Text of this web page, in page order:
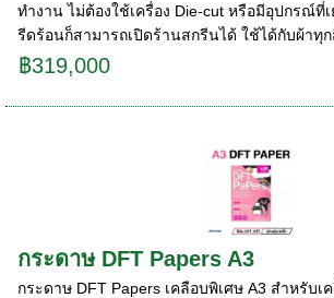
ทำงาน ไม่ต้องใช้เครื่อง Die-cut หรือมีอุปกรณ์ที่เ
รีดร้อนก็สามารถเปิดร้านสกรีนได้ ใช้ได้กับผ้าทุก
฿319,000
กระดาษ DFT Papers A3
กระดาษ DFT Papers เคลือบพิเศษ A3 สำหรับเ